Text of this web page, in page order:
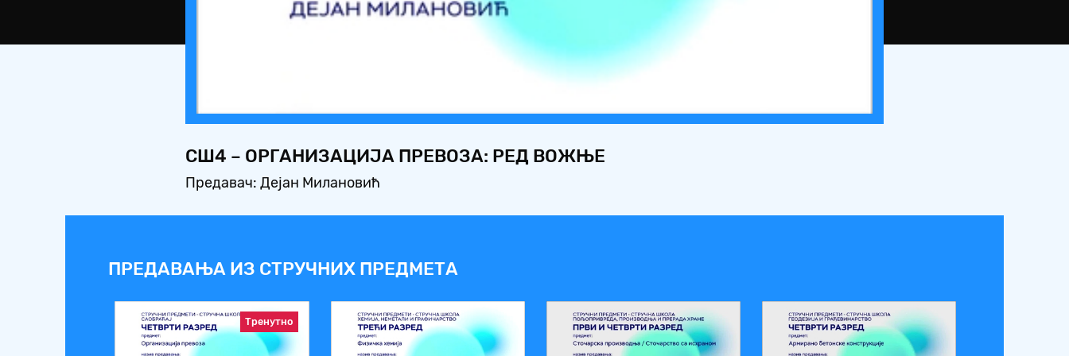
СШ4 – ОРГАНИЗАЦИЈА ПРЕВОЗА: РЕД ВОЖЊЕ
Предавач: Дејан Милановић
ПРЕДАВАЊА ИЗ СТРУЧНИХ ПРЕДМЕТА
Тренутно